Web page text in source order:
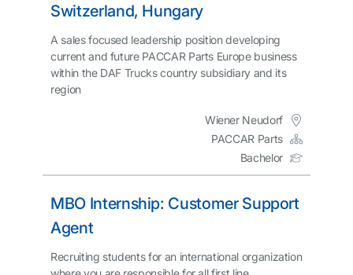
Switzerland, Hungary
A sales focused leadership position developing
current and future PACCAR Parts Europe business
within the DAF Trucks country subsidiary and its
region
Wiener Neudorf
PACCAR Parts
Bachelor
MBO Internship: Customer Support
Agent
Recruiting students for an international organization